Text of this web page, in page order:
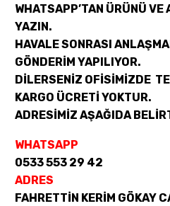
WHATSAPP’TAN ÜRÜNÜ
YAZIN.
HAVALE SONRASI
GÖNDERİM YAPILIYOR.
DİLERSENİZ OFİSİMİZDE
KARGO ÜCRETİ YOKTUR.
ADRESİMİZ AŞAĞIDA
WHATSAPP
0533 553 29 42
ADRES
FAHRETTİN KERİM GÖKAY